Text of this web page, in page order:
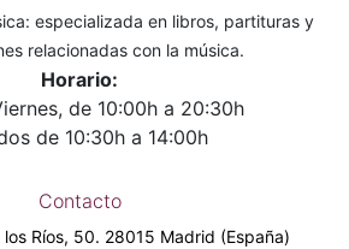
especializada en libros, partituras y
relacionadas con la música.
Horario:
de 10:00h a 20:30h
de 10:30h a 14:00h
Contacto
Ríos, 50. 28015 Madrid (España)